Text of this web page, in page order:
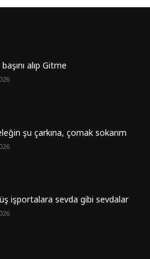
alıp Gitme
şu çarkına, çomak sokarım
işportalara sevda gibi sevdalar